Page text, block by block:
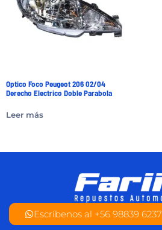
Optico Foco Peugeot 206 02/04
Derecho Electrico Doble Parabola
Leer más
Escríbenos al +56 98839 6237